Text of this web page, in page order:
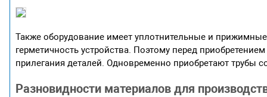
Также оборудование имеет уплотнительные и
герметичность устройства. Поэтому перед
прилегания деталей. Одновременно приобретают трубы
Разновидности материалов для